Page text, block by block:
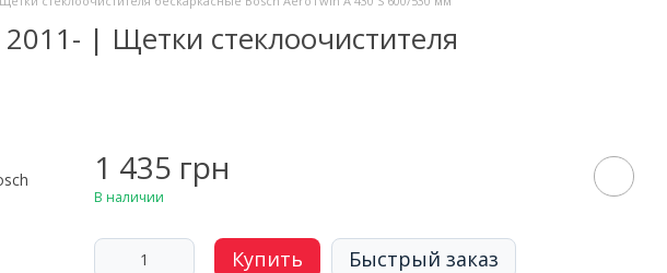
| Щетки стеклоочистителя
1 435 грн
В наличии
Купить Быстрый заказ